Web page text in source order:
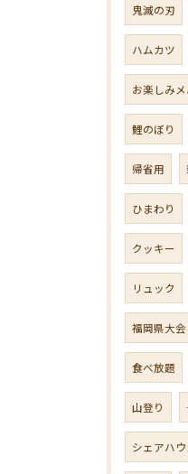
鬼滅の刃
ハムカツ
お楽しみ
鯉のぼり
帰省用
ひまわり
クッキー
リュック
福岡県大会
食べ放題
山登り
シェアハウ